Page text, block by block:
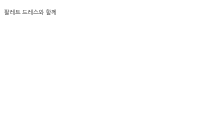
팔레트 드레스와 함께